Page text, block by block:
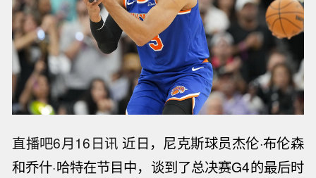
直播吧6月16日讯 近日，尼克斯球员杰伦·布伦森
和乔什·哈特在节目中，谈到了总决赛G4的最后时